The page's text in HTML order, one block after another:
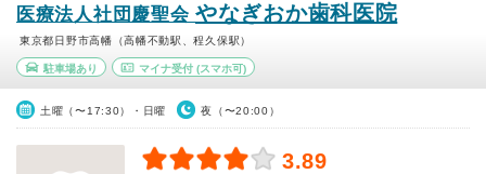
医療法人社団慶聖会 やなぎおか歯科医院
東京都日野市高幡（高幡不動駅、程久保駅）
駐車場あり マイナ受付(スマホ可)
土曜（〜17:30）・日曜 夜（〜20:00）
3.89